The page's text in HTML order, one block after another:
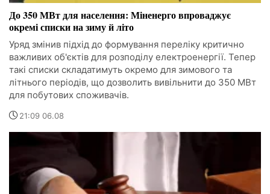
До 350 МВт для населення: Міненерго впроваджує
окремі списки на зиму й літо
Уряд змінив підхід до формування переліку критично
важливих об'єктів для розподілу електроенергії. Тепер
такі списки складатимуть окремо для зимового та
літнього періодів, що дозволить вивільнити до 350 МВт
для побутових споживачів.
21:09 06.08